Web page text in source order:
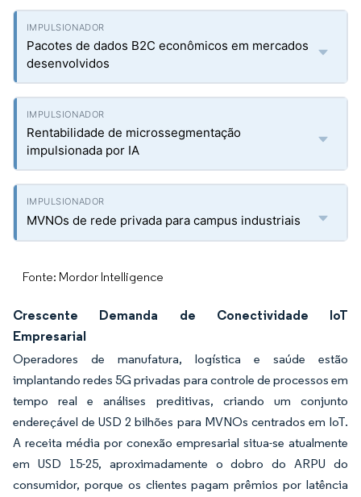
Pacotes de dados B2C econômicos em mercados
desenvolvidos
Rentabilidade de microssegmentação
impulsionada por IA
MVNOs de rede privada para campus industriais
Fonte: Mordor Intelligence
Crescente Demanda de Conectividade IoT
Empresarial
Operadores de manufatura, logística e saúde estão
implantando redes 5G privadas para controle de processos em
tempo real e análises preditivas, criando um conjunto
endereçável de USD 2 bilhões para MVNOs centrados em IoT.
A receita média por conexão empresarial situa-se atualmente
em USD 15-25, aproximadamente o dobro do ARPU do
consumidor, porque os clientes pagam prêmios por latência